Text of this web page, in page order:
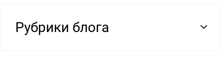
Рубрики блога